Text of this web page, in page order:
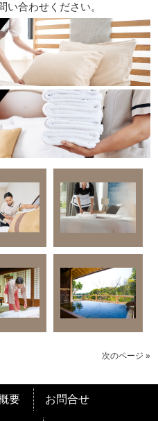
い合わせください。
次のページ »
要 お問合せ